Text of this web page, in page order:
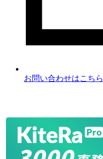
お問い合わせはこちら